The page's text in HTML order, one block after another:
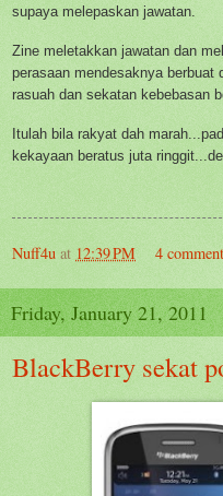
supaya melepaskan jawatan.
Zine meletakkan jawatan dan
perasaan mendesaknya berbuat
rasuah dan sekatan kebebasan
Itulah bila rakyat dah
kekayaan beratus juta
Nuff4u at 12:39 PM 4
Friday, January 21, 2011
BlackBerry sekat